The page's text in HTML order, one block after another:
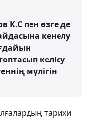
К.С пен өзге де
кенелу
келісу
мүлігін
тарихи